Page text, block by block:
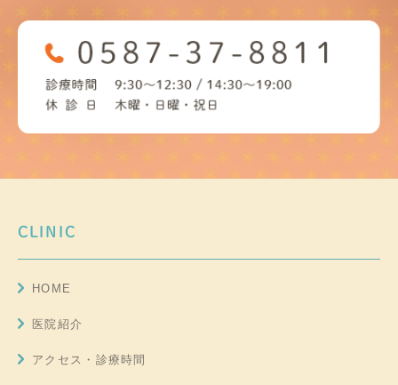
CLINIC
HOME
医院紹介
アクセス・診療時間